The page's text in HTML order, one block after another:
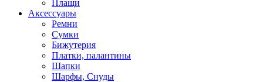
Плащи
Аксессуары
Ремни
Сумки
Бижутерия
Платки, палантины
Шапки
Шарфы, Снуды